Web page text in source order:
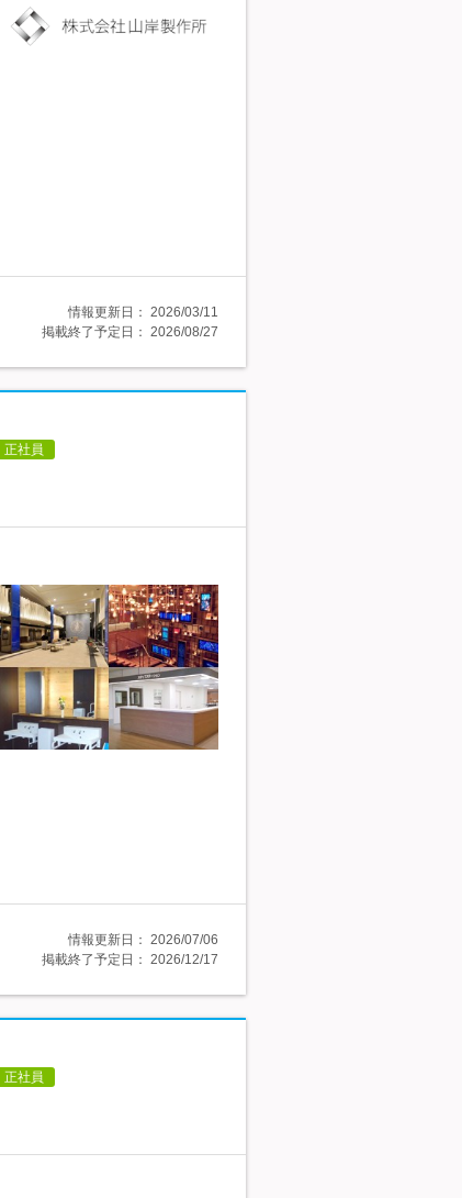
情報更新日： 2026/03/11
掲載終了予定日： 2026/08/27
正社員
情報更新日： 2026/07/06
掲載終了予定日： 2026/12/17
正社員